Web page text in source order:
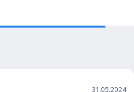
31.05.2024